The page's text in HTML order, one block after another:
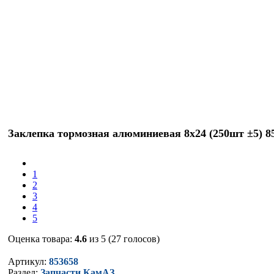
Заклепка тормозная алюминиевая 8х24 (250шт ±5)
1
2
3
4
5
Оценка товара: 4.6 из 5 (27 голосов)
Артикул: 853658